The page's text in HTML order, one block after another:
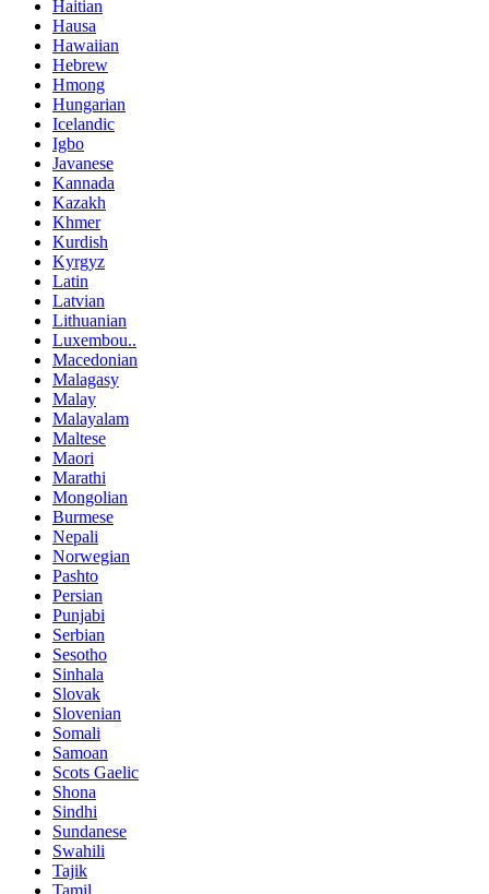
Haitian
Hausa
Hawaiian
Hebrew
Hmong
Hungarian
Icelandic
Igbo
Javanese
Kannada
Kazakh
Khmer
Kurdish
Kyrgyz
Latin
Latvian
Lithuanian
Luxembou..
Macedonian
Malagasy
Malay
Malayalam
Maltese
Maori
Marathi
Mongolian
Burmese
Nepali
Norwegian
Pashto
Persian
Punjabi
Serbian
Sesotho
Sinhala
Slovak
Slovenian
Somali
Samoan
Scots Gaelic
Shona
Sindhi
Sundanese
Swahili
Tajik
Tamil